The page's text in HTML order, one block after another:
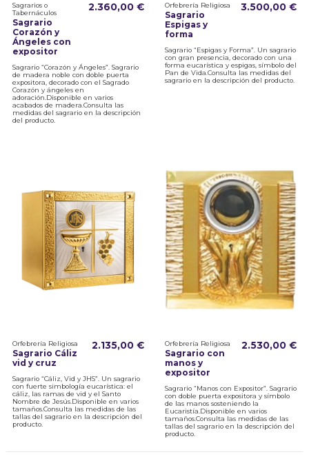
Sagrarios o
Tabernáculos
Sagrario
Corazón y
Ángeles con
expositor
2.360,00 €
Sagrario “Corazón y Ángeles”. Sagrario
de madera noble con doble puerta
expositora, decorado con el Sagrado
Corazón y ángeles en
adoración.Disponible en varios
acabados de madera.Consulta las
medidas del sagrario en la descripción
del producto.
Orfebrería Religiosa
Sagrario
Espigas y
forma
3.500,00 €
Sagrario “Espigas y Forma”. Un sagrario
con gran presencia, decorado con una
forma eucarística y espigas, símbolo del
Pan de Vida.Consulta las medidas del
sagrario en la descripción del producto.
Orfebrería Religiosa
Sagrario Cáliz
vid y cruz
2.135,00 €
Sagrario “Cáliz, Vid y JHS”. Un sagrario
con fuerte simbología eucarística: el
cáliz, las ramas de vid y el Santo
Nombre de Jesús.Disponible en varios
tamaños.Consulta las medidas de las
tallas del sagrario en la descripción del
producto.
Orfebrería Religiosa
Sagrario con
manos y
expositor
2.530,00 €
Sagrario “Manos con Expositor”. Sagrario
con doble puerta expositora y símbolo
de las manos sosteniendo la
Eucaristía.Disponible en varios
tamaños.Consulta las medidas de las
tallas del sagrario en la descripción del
producto.